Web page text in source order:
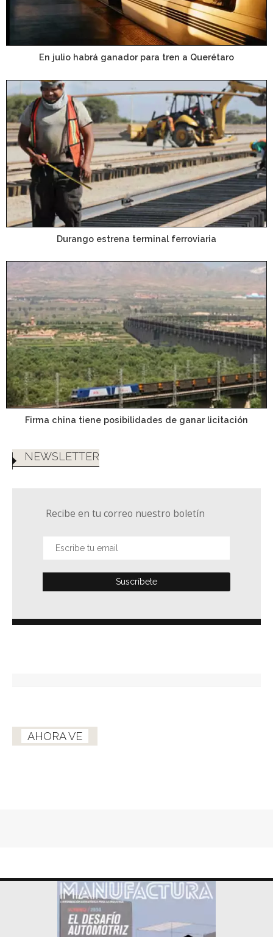
En julio habrá ganador para tren a Querétaro
Durango estrena terminal ferroviaria
Firma china tiene posibilidades de ganar licitación
NEWSLETTER
Recibe en tu correo nuestro boletín
AHORA VE